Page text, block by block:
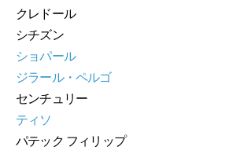
クレドール
シチズン
ショパール
ジラール・ペルゴ
センチュリー
ティソ
パテック フィリップ